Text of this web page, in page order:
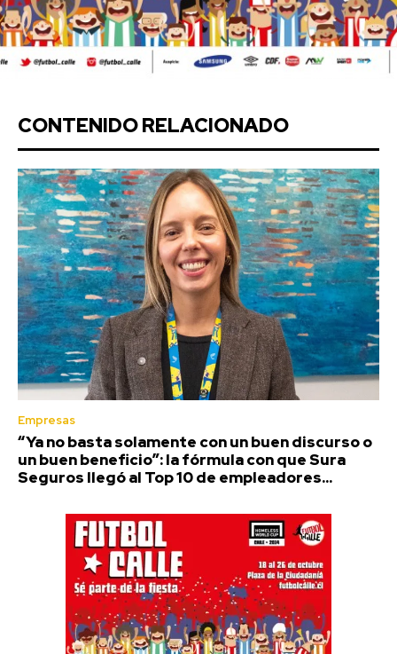
CONTENIDO RELACIONADO
Empresas
“Ya no basta solamente con un buen discurso o
un buen beneficio”: la fórmula con que Sura
Seguros llegó al Top 10 de empleadores...